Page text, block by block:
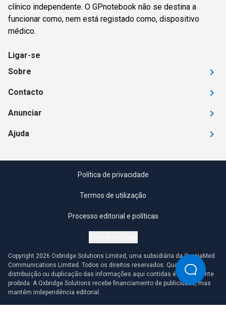
clínico independente. O GPnotebook não se destina a
funcionar como, nem está registado como, dispositivo
médico.
Ligar-se
Sobre
Contacto
Anunciar
Ajuda
Política de privacidade
Termos de utilização
Processo editorial e políticas
Copyright 2026 Oxbridge Solutions Limited, uma subsidiária da OmniaMed
Communications Limited. Todos os direitos reservados. Qualquer
distribuição ou duplicação das informações aqui contidas é estritamente
proibida. A Oxbridge Solutions recebe financiamento de publicidade, mas
mantém independência editorial.